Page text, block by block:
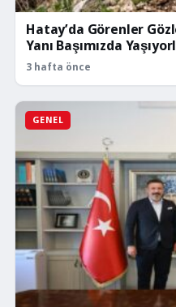
Hatay’da Görenler
Yanı Başımızda
3 hafta önce
GENEL